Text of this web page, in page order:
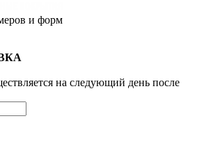
и форм
на следующий день после